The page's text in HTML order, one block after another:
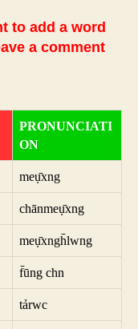
to add a word
a comment
PRONUNCIATI
ON
meụ̄xng
chānmeụ̄xng
meụ̄xngh̄lwng
f̄ūng chn
tảrwc